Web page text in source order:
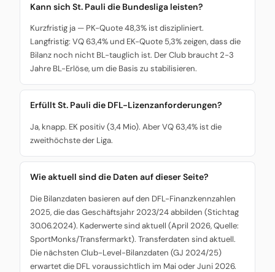
Kann sich St. Pauli die Bundesliga leisten?
Kurzfristig ja — PK-Quote 48,3% ist diszipliniert.
Langfristig: VQ 63,4% und EK-Quote 5,3% zeigen, dass die
Bilanz noch nicht BL-tauglich ist. Der Club braucht 2-3
Jahre BL-Erlöse, um die Basis zu stabilisieren.
Erfüllt St. Pauli die DFL-Lizenzanforderungen?
Ja, knapp. EK positiv (3,4 Mio). Aber VQ 63,4% ist die
zweithöchste der Liga.
Wie aktuell sind die Daten auf dieser Seite?
Die Bilanzdaten basieren auf den DFL-Finanzkennzahlen
2025, die das Geschäftsjahr 2023/24 abbilden (Stichtag
30.06.2024). Kaderwerte sind aktuell (April 2026, Quelle:
SportMonks/Transfermarkt). Transferdaten sind aktuell.
Die nächsten Club-Level-Bilanzdaten (GJ 2024/25)
erwartet die DFL voraussichtlich im Mai oder Juni 2026.